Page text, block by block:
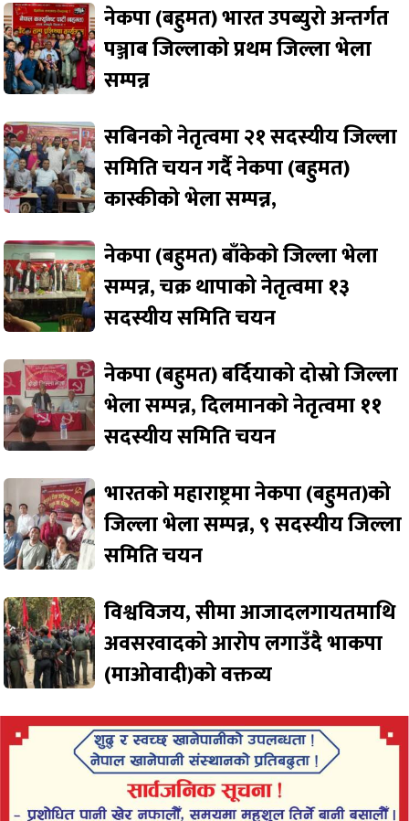
नेकपा (बहुमत) भारत उपब्युरो अन्तर्गत
पञ्जाब जिल्लाको प्रथम जिल्ला भेला
सम्पन्न
सबिनको नेतृत्वमा २१ सदस्यीय जिल्ला
समिति चयन गर्दै नेकपा (बहुमत)
कास्कीको भेला सम्पन्न,
नेकपा (बहुमत) बाँकेको जिल्ला भेला
सम्पन्न, चक्र थापाको नेतृत्वमा १३
सदस्यीय समिति चयन
नेकपा (बहुमत) बर्दियाको दोस्रो जिल्ला
भेला सम्पन्न, दिलमानको नेतृत्वमा ११
सदस्यीय समिति चयन
भारतको महाराष्ट्रमा नेकपा (बहुमत)को
जिल्ला भेला सम्पन्न, ९ सदस्यीय जिल्ला
समिति चयन
विश्वविजय, सीमा आजादलगायतमाथि
अवसरवादको आरोप लगाउँदै भाकपा
(माओवादी)को वक्तव्य